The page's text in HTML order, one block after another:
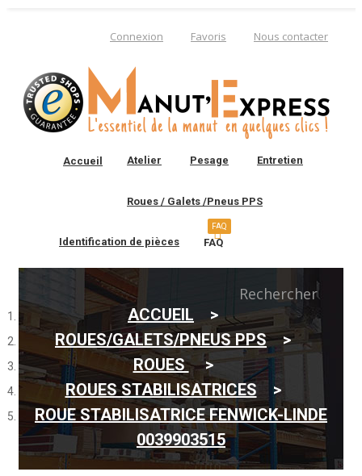
Connexion Favoris Nous contacter
Accueil Atelier Pesage Entretien
Roues / Galets /Pneus PPS
Identification de pièces FAQ
FAQ
Rechercher
Vous connaissez la
référence constructeur
de votre pièce ?
Rechercher par référence
ACCUEIL
ROUES/GALETS/PNEUS PPS
ROUES
ROUES STABILISATRICES
ROUE STABILISATRICE FENWICK-LINDE
0039903515